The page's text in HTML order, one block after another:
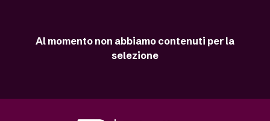
Al momento non abbiamo contenuti per la
selezione